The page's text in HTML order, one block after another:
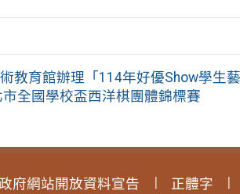
教育館辦理「114年好優Show學生
全國學校盃西洋棋團體錦標賽
府網站開放資料宣告 正體字